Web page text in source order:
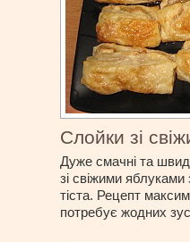
Слойки зі
Дуже смачні та
зі свіжими яблуками
тіста. Рецепт
потребує жодних